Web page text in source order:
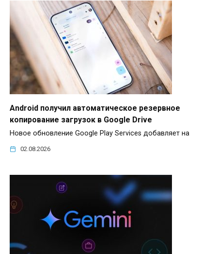
Android получил автоматическое резервное
копирование загрузок в Google Drive
Новое обновление Google Play Services добавляет на
02.08.2026